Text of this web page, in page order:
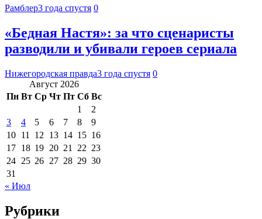
Рамблер3 года спустя 0
«Бедная Настя»: за что сценаристы
разводили и убивали героев сериала
Нижегородская правда3 года спустя 0
Август 2026
Пн Вт Ср Чт Пт Сб Вс
1
2
3
4 5 6 7 8
9
10 11 12 13 14 15 16
17 18 19 20 21 22 23
24 25 26 27 28 29 30
31
« Июл
Рубрики